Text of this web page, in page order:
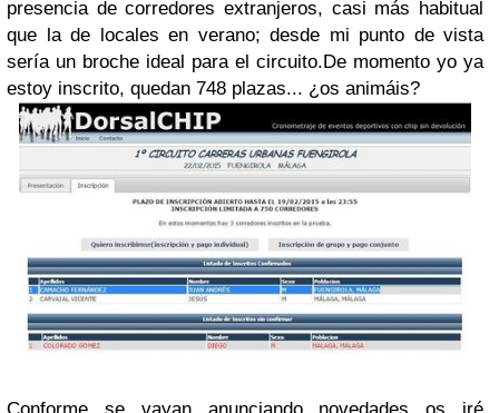
presencia de corredores extranjeros, casi más habitual
que la de locales en verano; desde mi punto de vista
sería un broche ideal para el circuito.De momento yo ya
estoy inscrito, quedan 748 plazas... ¿os animáis?